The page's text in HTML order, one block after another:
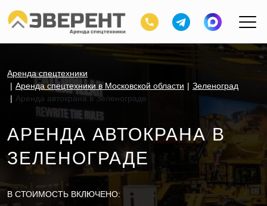
Аренда спецтехники
Аренда спецтехники в Московской области
Зеленоград
Аренда автокрана в Зеленограде
АРЕНДА АВТОКРАНА В
ЗЕЛЕНОГРАДЕ
В СТОИМОСТЬ ВКЛЮЧЕНО: